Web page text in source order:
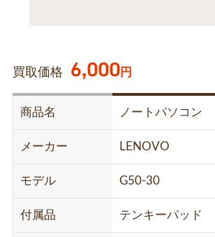
買取価格 6,000円
商品名 ノートパソコン
メーカー LENOVO
モデル G50-30
付属品 テンキーパッド